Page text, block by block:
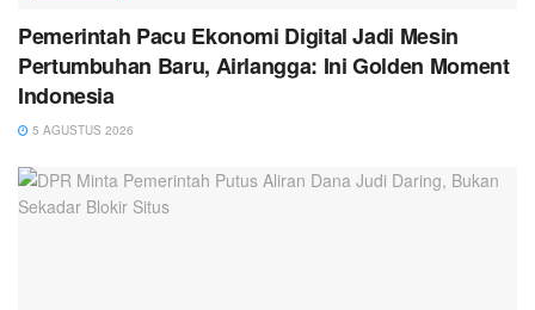
Pemerintah Pacu Ekonomi Digital Jadi Mesin
Pertumbuhan Baru, Airlangga: Ini Golden Moment
Indonesia
5 AGUSTUS 2026